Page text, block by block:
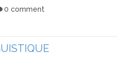
0 comment